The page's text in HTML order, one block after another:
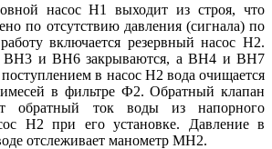
насос Н1 выходит из строя, что
по отсутствию давления (сигнала) по
включается резервный насос Н2.
ВН3 и ВН6 закрываются, а ВН4 и ВН7
в насос Н2 вода очищается
в фильтре Ф2. Обратный клапан
обратный ток воды из напорного
Н2 при его установке. Давление в
отслеживает манометр МН2.